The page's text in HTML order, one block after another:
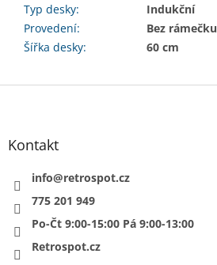
Typ desky:
Indukční
Provedení:
Bez rámečku
Šířka desky: 60 cm
Z
Kontakt
info@retrospot.cz
775 201 949
Po-Čt 9:00-15:00 Pá 9:00-13:00
Retrospot.cz